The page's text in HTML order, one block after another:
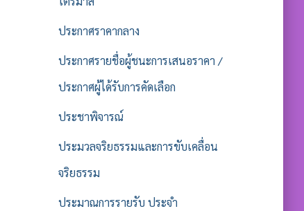
ประกาศราคากลาง
ประกาศรายชื่อผู้ชนะการเสนอราคา /
ประกาศผู้ได้รับการคัดเลือก
ประชาพิจารณ์
ประมวลจริยธรรมและการขับเคลื่อน
จริยธรรม
ประมาณการรายรับ ประจำ